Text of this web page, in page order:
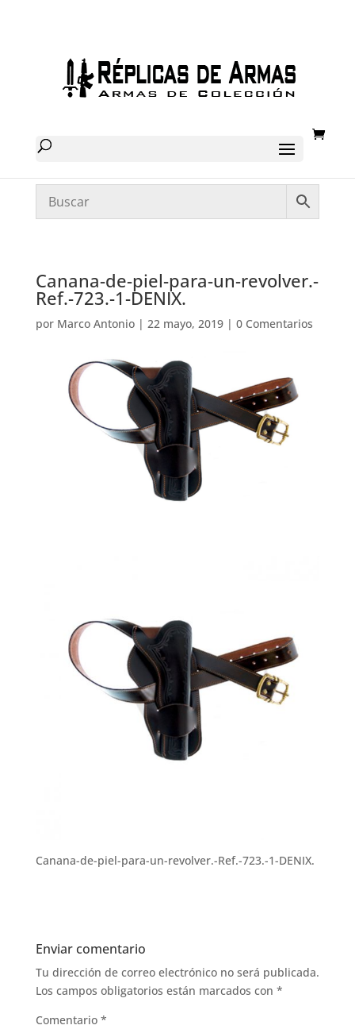
Canana-de-piel-para-un-revolver.-
Ref.-723.-1-DENIX.
por Marco Antonio| 22 mayo, 2019| 0 Comentarios
Canana-de-piel-para-un-revolver.-Ref.-723.-1-DENIX.
Enviar comentario
Tu dirección de correo electrónico no será publicada.
Los campos obligatorios están marcados con *
Comentario *